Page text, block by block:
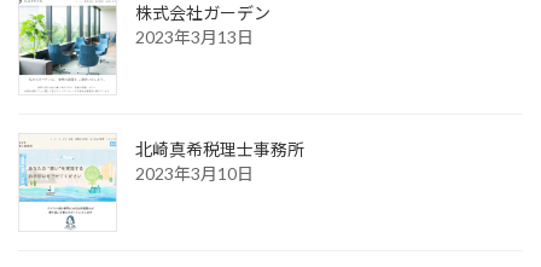
株式会社ガーデン
2023年3月13日
北崎真希税理士事務所
2023年3月10日